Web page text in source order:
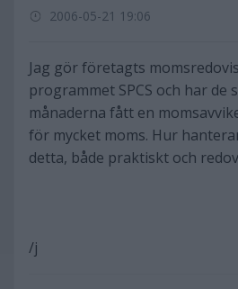
2006-05-21 19:06
Jag gör företagts
programmet SPCS och har de
månaderna fått en
för mycket moms. Hur
detta, både praktiskt och
/j